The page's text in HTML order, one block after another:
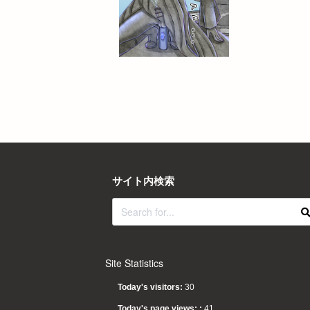
サイト内検索
Site Statistics
Today's visitors: 30